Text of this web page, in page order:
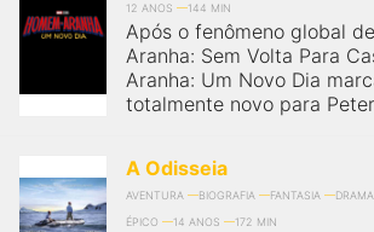
12 ANOS
144 MIN
Após o fenômeno global
Aranha: Sem Volta Para
Aranha: Um Novo Dia
totalmente novo para
A Odisseia
AVENTURA BIOGRAFIA FANTASIA DRAMA
ÉPICO
14 ANOS 172 MIN